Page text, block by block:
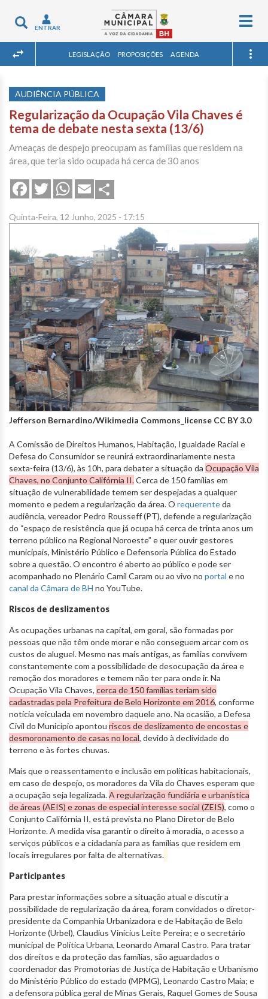
Toggle
navigation
ENTRAR
LEGISLAÇÃO PROPOSIÇÕES AGENDA
AUDIÊNCIA PÚBLICA
Regularização da Ocupação Vila Chaves é
tema de debate nesta sexta (13/6)
Ameaças de despejo preocupam as famílias que residem na
área, que teria sido ocupada há cerca de 30 anos
FacebookTwitterWhatsApp
Email
Quinta-Feira, 12 Junho, 2025 - 17:15
Jefferson Bernardino/Wikimedia Commons_license CC BY 3.0
A Comissão de Direitos Humanos, Habitação, Igualdade Racial e
Defesa do Consumidor se reunirá extraordinariamente nesta
sexta-feira (13/6), às 10h, para debater a situação da Ocupação Vila
Chaves, no Conjunto Califórnia II.Cerca de 150 famílias em
situação de vulnerabilidade temem ser despejadas a qualquer
momento e pedem a regularização da área. O requerenteda
audiência, vereador Pedro Rousseff (PT), defende a regularização
do “espaço de resistência que já ocupa há cerca de trinta anos um
terreno público na Regional Noroeste” e quer ouvir gestores
municipais, Ministério Público e Defensoria Pública do Estado
sobre a questão. O encontro é aberto ao público e pode ser
acompanhado no Plenário Camil Caram ou ao vivo no portal e no
canal da Câmara de BH no YouTube.
Riscos de deslizamentos
As ocupações urbanas na capital, em geral, são formadas por
pessoas que não têm onde morar e não conseguem arcar com os
custos de aluguel. Mesmo nas mais antigas, as famílias convivem
constantemente com a possibilidade de desocupação da área e
remoção dos moradores e temem não ter para onde ir. Na
Ocupação Vila Chaves, cerca de 150 famílias teriam sido
cadastradas pela Prefeitura de Belo Horizonte em 2016, conforme
notícia veiculada em novembro daquele ano. Na ocasião, a Defesa
Civil do Município apontou riscos de deslizamento de encostas e
desmoronamento de casas no local, devido à declividade do
terreno e às fortes chuvas.
Mais que o reassentamento e inclusão em políticas habitacionais,
em caso de despejo, os moradores da Vila do Chaves esperam que
a ocupação seja legalizada.A regularização fundiária e urbanística
de áreas (AEIS) e zonas de especial interesse social (ZEIS), como o
Conjunto Califórnia II, está prevista no Plano Diretor de Belo
Horizonte. A medida visa garantir o direito à moradia, o acesso a
serviços públicos e a cidadania para as famílias que residem em
locais irregulares por falta de alternativas.
Participantes
Para prestar informações sobre a situação atual e discutir a
possibilidade de regularização da área, foram convidados o diretor-
presidente da Companhia Urbanizadora e de Habitação de Belo
Horizonte (Urbel), Claudius Vinícius Leite Pereira; e o secretário
municipal de Política Urbana, Leonardo Amaral Castro. Para tratar
dos direitos e da proteção das famílias, são aguardados o
coordenador das Promotorias de Justiça de Habitação e Urbanismo
do Ministério Público do estado (MPMG), Leonardo Castro Maia; e
a defensora pública geral de Minas Gerais, Raquel Gomes de Sousa